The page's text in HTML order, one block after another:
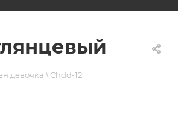
девочка \ Chdd-12